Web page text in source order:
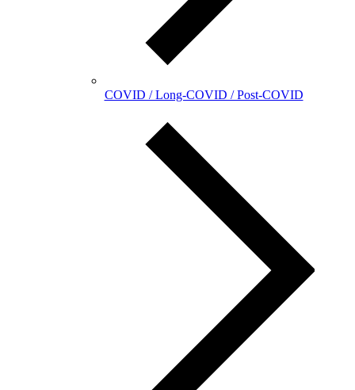
COVID / Long-COVID / Post-COVID